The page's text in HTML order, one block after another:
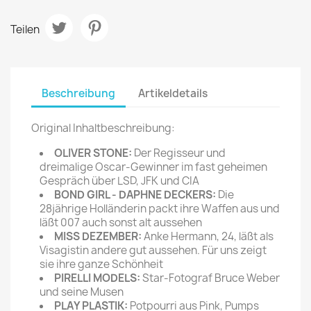
Teilen
Beschreibung Artikeldetails
Original Inhaltbeschreibung:
OLIVER STONE: Der Regisseur und
dreimalige Oscar-Gewinner im fast geheimen
Gespräch über LSD, JFK und CIA
BOND GIRL - DAPHNE DECKERS: Die
28jährige Holländerin packt ihre Waffen aus und
läßt 007 auch sonst alt aussehen
MISS DEZEMBER:Anke Hermann, 24, läßt als
Visagistin andere gut aussehen. Für uns zeigt
sie ihre ganze Schönheit
PIRELLI MODELS:Star-Fotograf Bruce Weber
und seine Musen
PLAY PLASTIK: Potpourri aus Pink, Pumps